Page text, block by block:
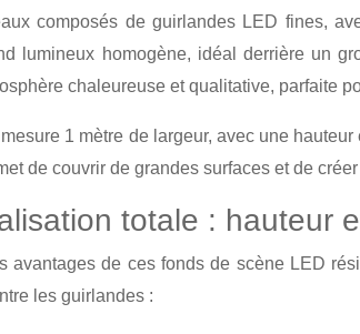
composés de guirlandes LED fines,
lumineux homogène, idéal derrière un
chaleureuse et qualitative, parfaite
1 mètre de largeur, avec une
de couvrir de grandes surfaces et de
totale : hauteur
avantages de ces fonds de scène LED
les guirlandes :